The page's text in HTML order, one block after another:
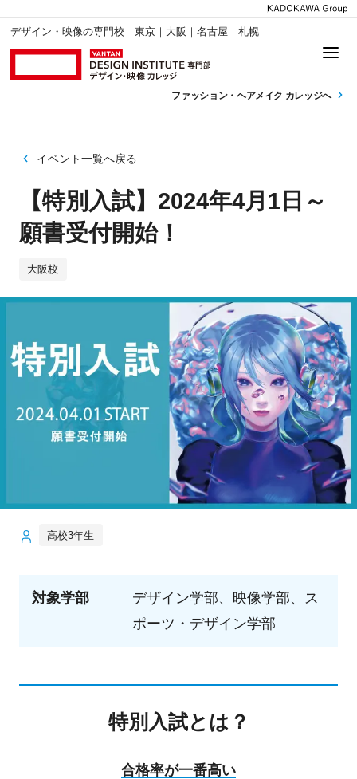
デザイン・映像の専門校 東京｜大阪｜名古屋｜札幌
ファッション・ ヘアメイク カレッジへ
イベント一覧へ戻る
【特別入試】2024年4月1日～
願書受付開始！
大阪校
高校3年生
対象学部
デザイン学部、映像学部、ス
ポーツ・デザイン学部
特別入試とは？
合格率が一番高い